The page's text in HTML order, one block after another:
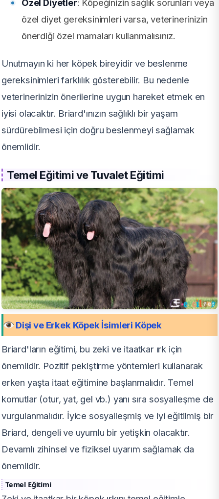
Özel Diyetler: Köpeğinizin sağlık sorunları veya
özel diyet gereksinimleri varsa, veterinerinizin
önerdiği özel mamaları kullanmalısınız.
Unutmayın ki her köpek bireyidir ve beslenme
gereksinimleri farklılık gösterebilir. Bu nedenle
veterinerinizin önerilerine uygun hareket etmek en
iyisi olacaktır. Briard'ınızın sağlıklı bir yaşam
sürdürebilmesi için doğru beslenmeyi sağlamak
önemlidir.
Temel Eğitimi ve Tuvalet Eğitimi
Dişi ve Erkek Köpek İsimleri Köpek
Briard'ların eğitimi, bu zeki ve itaatkar ırk için
önemlidir. Pozitif pekiştirme yöntemleri kullanarak
erken yaşta itaat eğitimine başlanmalıdır. Temel
komutlar (otur, yat, gel vb.) yanı sıra sosyalleşme de
vurgulanmalıdır. İyice sosyalleşmiş ve iyi eğitilmiş bir
Briard, dengeli ve uyumlu bir yetişkin olacaktır.
Devamlı zihinsel ve fiziksel uyarım sağlamak da
önemlidir.
Temel Eğitimi